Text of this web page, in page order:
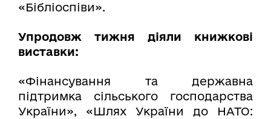
«Бібліоспіви».
Упродовж тижня діяли книжкові
виставки:
«Фінансування та державна
підтримка сільського господарства
України», «Шлях України до НАТО: